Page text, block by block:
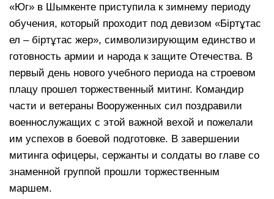
«Юг» в Шымкенте приступила к зимнему периоду
обучения, который проходит под девизом «Біртұтас
ел – біртұтас жер», символизирующим единство и
готовность армии и народа к защите Отечества. В
первый день нового учебного периода на строевом
плацу прошел торжественный митинг. Командир
части и ветераны Вооруженных сил поздравили
военнослужащих с этой важной вехой и пожелали
им успехов в боевой подготовке. В завершении
митинга офицеры, сержанты и солдаты во главе со
знаменной группой прошли торжественным
маршем.